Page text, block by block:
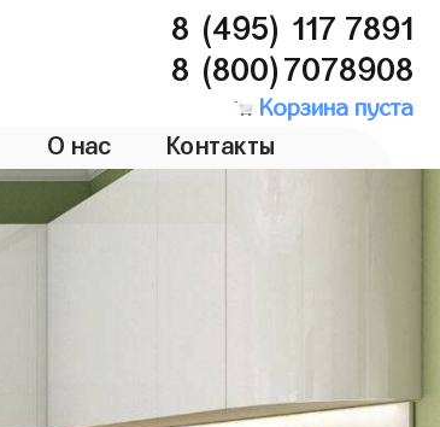
8 (495) 117 7891
8 (800)7078908
Корзина пуста
О нас Контакты